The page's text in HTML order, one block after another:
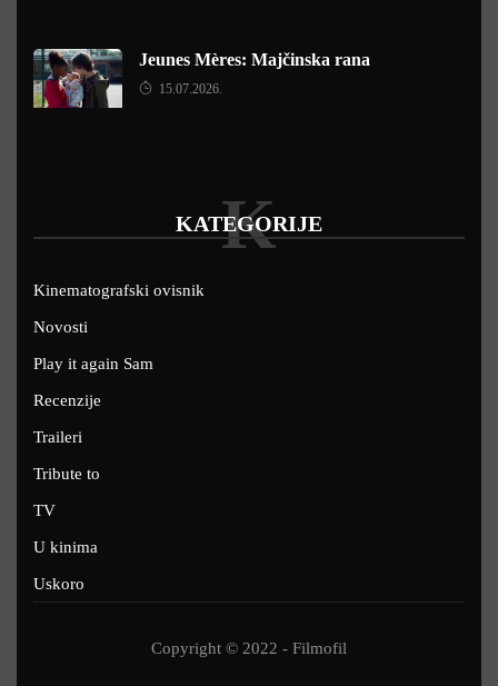
Jeunes Mères: Majčinska rana
15.07.2026.
KATEGORIJE
K
Kinematografski ovisnik
Novosti
Play it again Sam
Recenzije
Traileri
Tribute to
TV
U kinima
Uskoro
Copyright © 2022 - Filmofil